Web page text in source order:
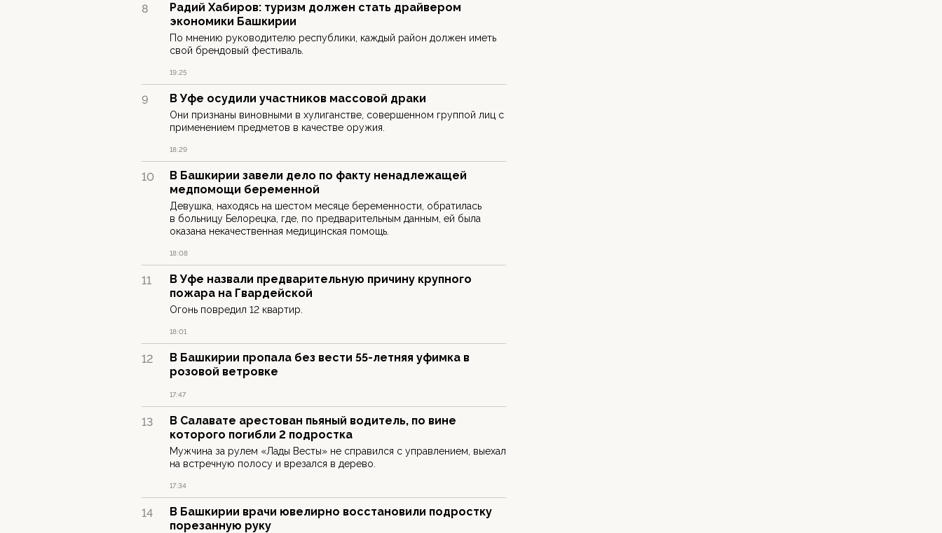
8
Радий Хабиров: туризм должен стать драйвером
экономики Башкирии
По мнению руководителю республики, каждый район должен иметь
свой брендовый фестиваль.
19:25
9 В Уфе осудили участников массовой драки
Они признаны виновными в хулиганстве, совершенном группой лиц с
применением предметов в качестве оружия.
18:29
10
В Башкирии завели дело по факту ненадлежащей
медпомощи беременной
Девушка, находясь на шестом месяце беременности, обратилась
в больницу Белорецка, где, по предварительным данным, ей была
оказана некачественная медицинская помощь.
18:08
11
В Уфе назвали предварительную причину крупного
пожара на Гвардейской
Огонь повредил 12 квартир.
18:01
12
В Башкирии пропала без вести 55-летняя уфимка в
розовой ветровке
17:47
13
В Салавате арестован пьяный водитель, по вине
которого погибли 2 подростка
Мужчина за рулем «Лады Весты» не справился с управлением, выехал
на встречную полосу и врезался в дерево.
17:34
14
В Башкирии врачи ювелирно восстановили подростку
порезанную руку